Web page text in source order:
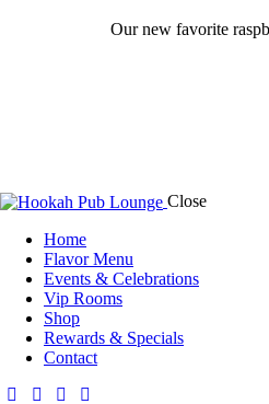
Our new favorite
Close
Home
Flavor Menu
Events & Celebrations
Vip Rooms
Shop
Rewards & Specials
Contact